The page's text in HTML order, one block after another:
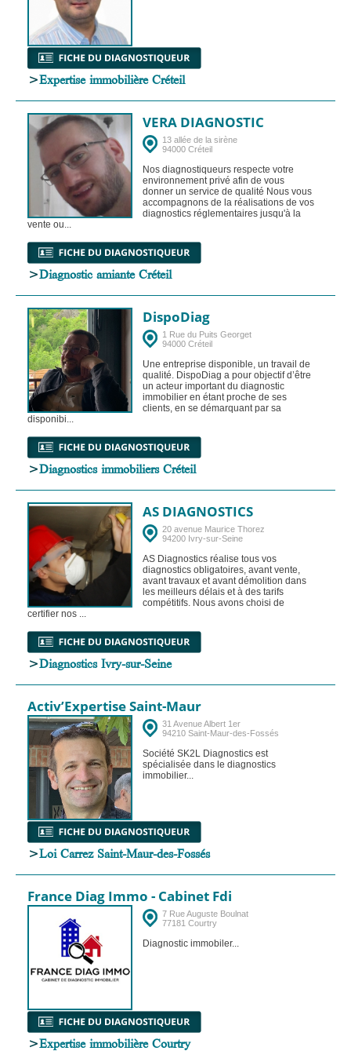
>Expertise immobilière Créteil
VERA DIAGNOSTIC
13 allée de la sirène
94000 Créteil
Nos diagnostiqueurs respecte votre
environnement privé afin de vous
donner un service de qualité Nous vous
accompagnons de la réalisations de vos
diagnostics réglementaires jusqu'à la
vente ou...
>Diagnostic amiante Créteil
DispoDiag
1 Rue du Puits Georget
94000 Créteil
Une entreprise disponible, un travail de
qualité. DispoDiag a pour objectif d’être
un acteur important du diagnostic
immobilier en étant proche de ses
clients, en se démarquant par sa
disponibi...
>Diagnostics immobiliers Créteil
AS DIAGNOSTICS
20 avenue Maurice Thorez
94200 Ivry-sur-Seine
AS Diagnostics réalise tous vos
diagnostics obligatoires, avant vente,
avant travaux et avant démolition dans
les meilleurs délais et à des tarifs
compétitifs. Nous avons choisi de
certifier nos ...
>Diagnostics Ivry-sur-Seine
Activ’Expertise Saint-Maur
31 Avenue Albert 1er
94210 Saint-Maur-des-Fossés
Société SK2L Diagnostics est
spécialisée dans le diagnostics
immobilier...
>Loi Carrez Saint-Maur-des-Fossés
France Diag Immo - Cabinet Fdi
7 Rue Auguste Boulnat
77181 Courtry
Diagnostic immobiler...
>Expertise immobilière Courtry